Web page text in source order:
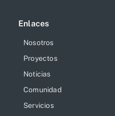
Enlaces
Nosotros
Proyectos
Noticias
Comunidad
Servicios